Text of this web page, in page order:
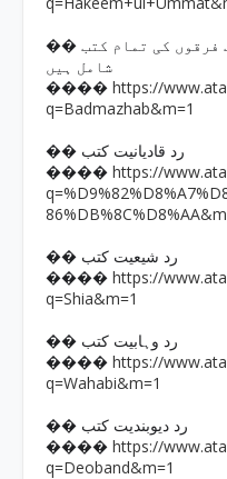
�� رد بدمذہب کتب جس میں مختلف فرقوں کی تمام کتب
شامل ہیں
���� https://
q=Badmazhab&m=1
�� رد قادیانیت کتب
���� https://
�� رد شیعیت کتب
���� https://
q=Shia&m=1
�� رد وہابیت کتب
���� https://
q=Wahabi&m=1
�� رد دیوبندیت کتب
���� https://
q=Deoband&m=1